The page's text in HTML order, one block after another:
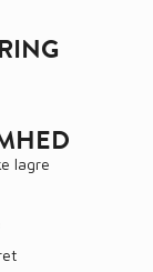
lagre